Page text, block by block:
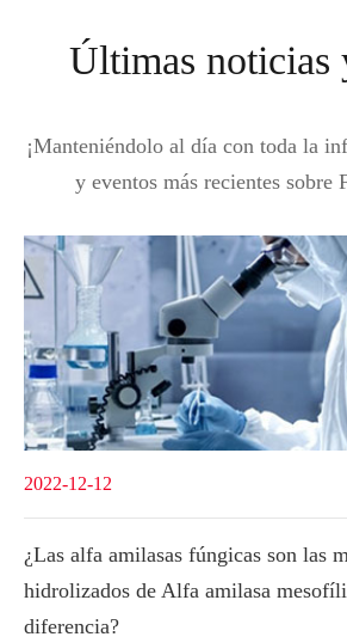
Últimas noticias
¡Manteniéndolo al día con toda la
y eventos más recientes sobre
2022-12-12
¿Las alfa amilasas fúngicas son las
hidrolizados de Alfa amilasa
diferencia?